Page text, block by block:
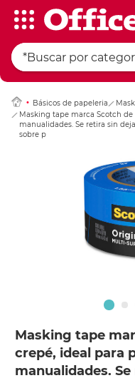
Básicos de papeleria
Masking tape marca Scotch
manualidades. Se retira sin
sobre paredes, madera y metal.
Masking tape
crepé, ideal para
manualidades.